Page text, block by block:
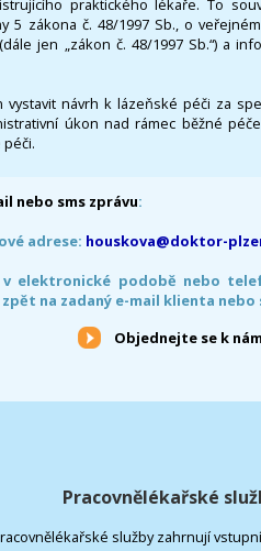
praktického lékaře. To
5 zákona č. 48/1997 Sb., o
jen „zákon č. 48/1997 Sb.“) a
vystavit návrh k lázeňské péči za
úkon nad rámec běžné
nebo sms zprávu:
adrese: houskova@doktor-
elektronické podobě nebo
na zadaný e-mail klienta
Objednejte se k nám
Pracovnělékařské
služby zahrnují